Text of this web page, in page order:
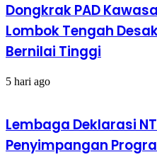
Dongkrak PAD
Lombok Tengah
Bernilai Tinggi
5 hari ago
Lembaga Deklarasi
Penyimpangan